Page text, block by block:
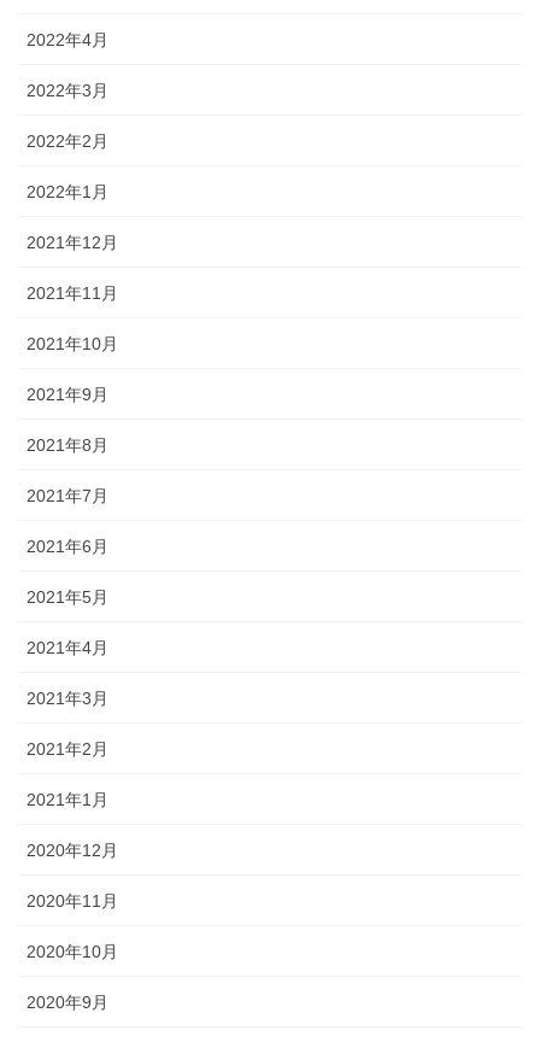
2022年4月
2022年3月
2022年2月
2022年1月
2021年12月
2021年11月
2021年10月
2021年9月
2021年8月
2021年7月
2021年6月
2021年5月
2021年4月
2021年3月
2021年2月
2021年1月
2020年12月
2020年11月
2020年10月
2020年9月